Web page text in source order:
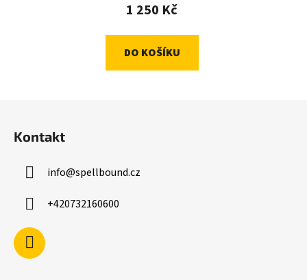
1 250 Kč
DO KOŠÍKU
Kontakt
info@spellbound.cz
+420732160600